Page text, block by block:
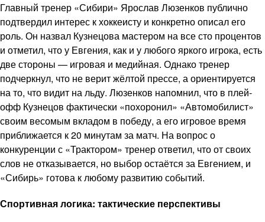
Главный тренер «Сибири» Ярослав Люзенков публично
подтвердил интерес к хоккеисту и конкретно описал его
роль. Он назвал Кузнецова мастером на все сто процентов
и отметил, что у Евгения, как и у любого яркого игрока, есть
две стороны — игровая и медийная. Однако тренер
подчеркнул, что не верит жёлтой прессе, а ориентируется
на то, что видит на льду. Люзенков напомнил, что в плей-
офф Кузнецов фактически «похоронил» «Автомобилист»
своим весомым вкладом в победу, а его игровое время
приближается к 20 минутам за матч. На вопрос о
конкуренции с «Трактором» тренер ответил, что от своих
слов не отказывается, но выбор остаётся за Евгением, и
«Сибирь» готова к любому развитию событий.
Спортивная логика: тактические перспективы